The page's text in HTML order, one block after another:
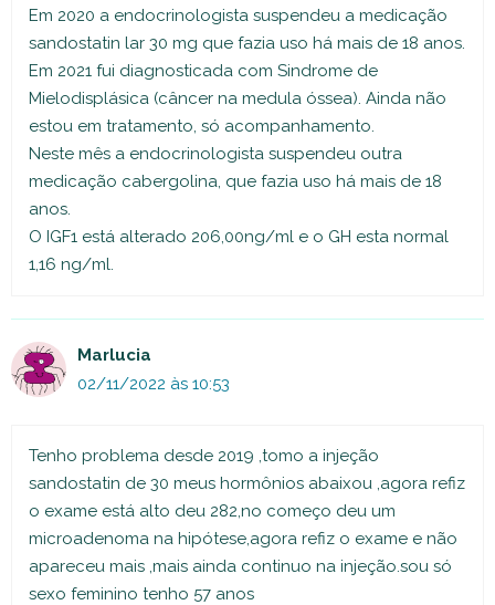
Em 2020 a endocrinologista suspendeu a medicação
sandostatin lar 30 mg que fazia uso há mais de 18 anos.
Em 2021 fui diagnosticada com Sindrome de
Mielodisplásica (câncer na medula óssea). Ainda não
estou em tratamento, só acompanhamento.
Neste mês a endocrinologista suspendeu outra
medicação cabergolina, que fazia uso há mais de 18
anos.
O IGF1 está alterado 206,00ng/ml e o GH esta normal
1,16 ng/ml.
Marlucia
02/11/2022 às 10:53
Tenho problema desde 2019 ,tomo a injeção
sandostatin de 30 meus hormônios abaixou ,agora refiz
o exame está alto deu 282,no começo deu um
microadenoma na hipótese,agora refiz o exame e não
apareceu mais ,mais ainda continuo na injeção.sou só
sexo feminino tenho 57 anos